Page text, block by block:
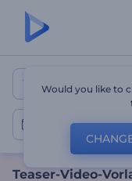
Teaser-
Teaser Videos
Teaser-Video-
Would you like to